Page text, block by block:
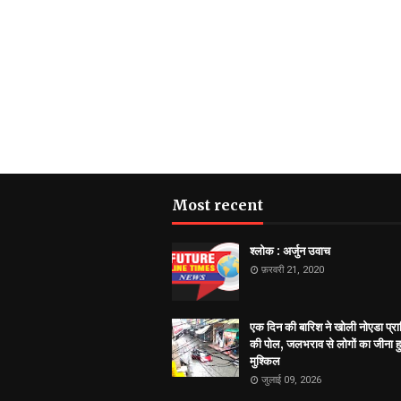
Most recent
श्लोक : अर्जुन उवाच
फ़रवरी 21, 2020
एक दिन की बारिश ने खोली नोएडा
की पोल, जलभराव से लोगों का जीना
मुश्किल
जुलाई 09, 2026